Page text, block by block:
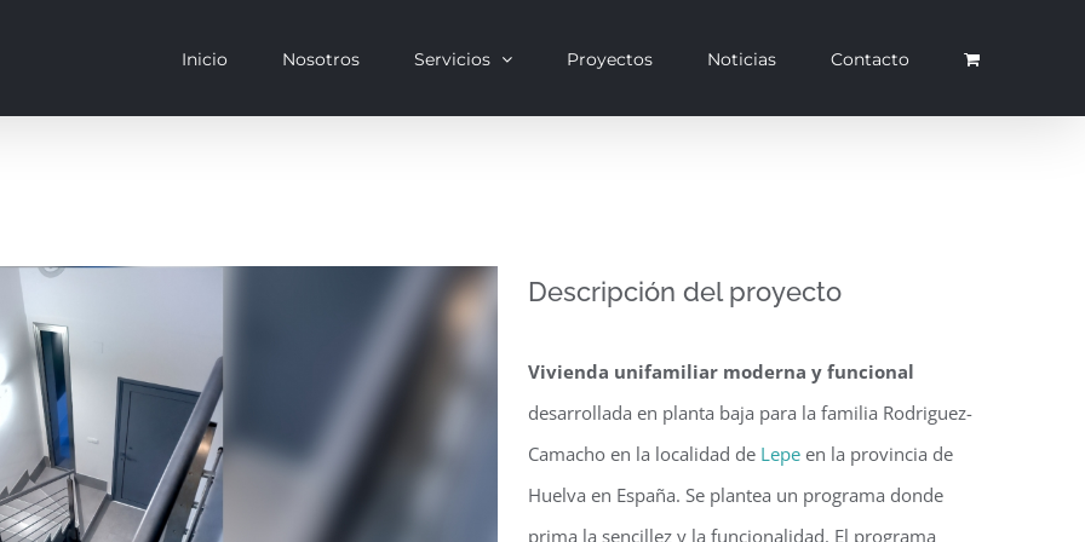
Inicio Nosotros Servicios Proyectos Noticias Contacto
Descripción del proyecto
Vivienda unifamiliar moderna y funcional
desarrollada en planta baja para la familia Rodriguez-
Camacho en la localidad de Lepeen la provincia de
Huelva en España. Se plantea un programa donde
prima la sencillez y la funcionalidad. El programa